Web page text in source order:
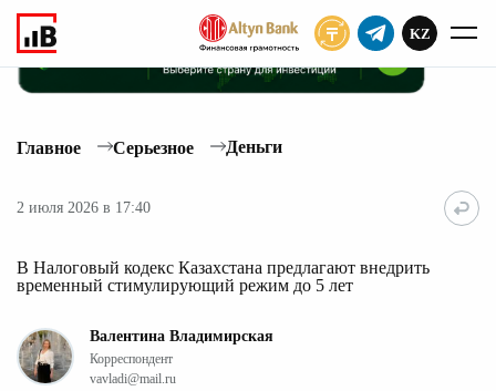
KZ
Главное Серьезное Деньги
2 июля 2026 в 17:40
В Налоговый кодекс Казахстана предлагают внедрить
временный стимулирующий режим до 5 лет
Валентина Владимирская
Корреспондент
vavladi@mail.ru